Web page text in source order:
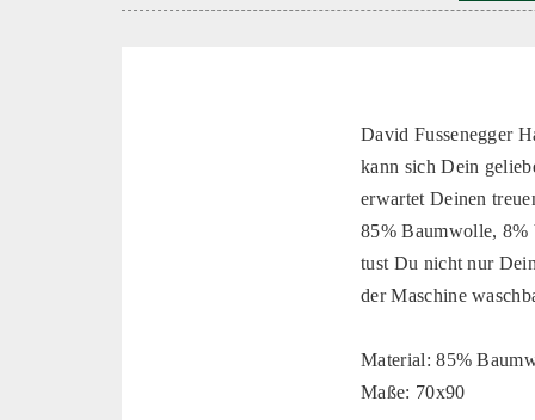
David Fussenegger
kann sich Dein
erwartet Deinen
85% Baumwolle, 8%
tust Du nicht nur
der Maschine
Material: 85%
Maße: 70x90